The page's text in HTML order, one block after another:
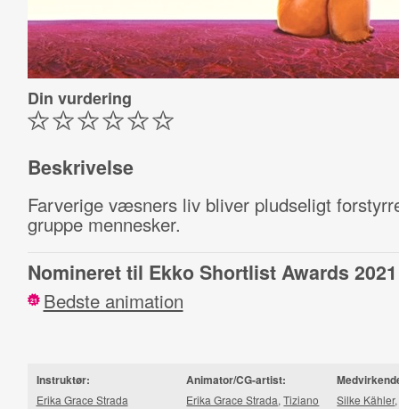
Din vurdering
Beskrivelse
Farverige væsners liv bliver pludseligt
gruppe mennesker.
Nomineret til Ekko Shortlist Awards 2021
21 Bedste animation
Instruktør:
Erika Grace Strada
Animator/CG-artist:
Erika Grace Strada,Tiziano
Silke Kähler